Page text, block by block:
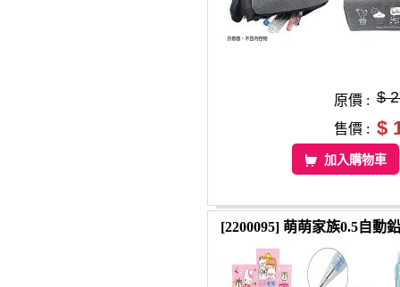
原價 : $
售價 : $
加入購物車
[2200095] 萌萌家族0.5自動